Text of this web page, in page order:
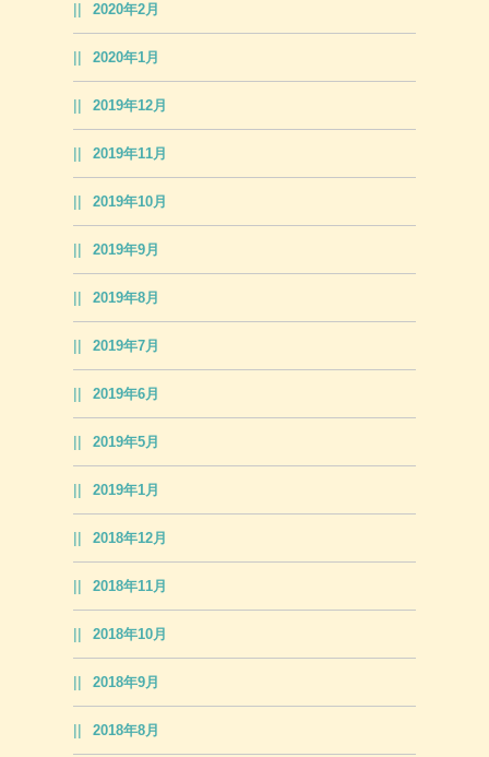
2020年2月
2020年1月
2019年12月
2019年11月
2019年10月
2019年9月
2019年8月
2019年7月
2019年6月
2019年5月
2019年1月
2018年12月
2018年11月
2018年10月
2018年9月
2018年8月